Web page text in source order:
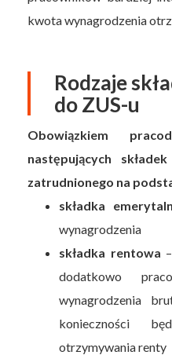
kwota wynagrodzenia
Rodzaje
do ZUS-u
Obowiązkiem
następujących
zatrudnionego na
składka
wynagrodzenia
składka rentowa
dodatkowo
wynagrodzenia
konieczności
otrzymywania renty